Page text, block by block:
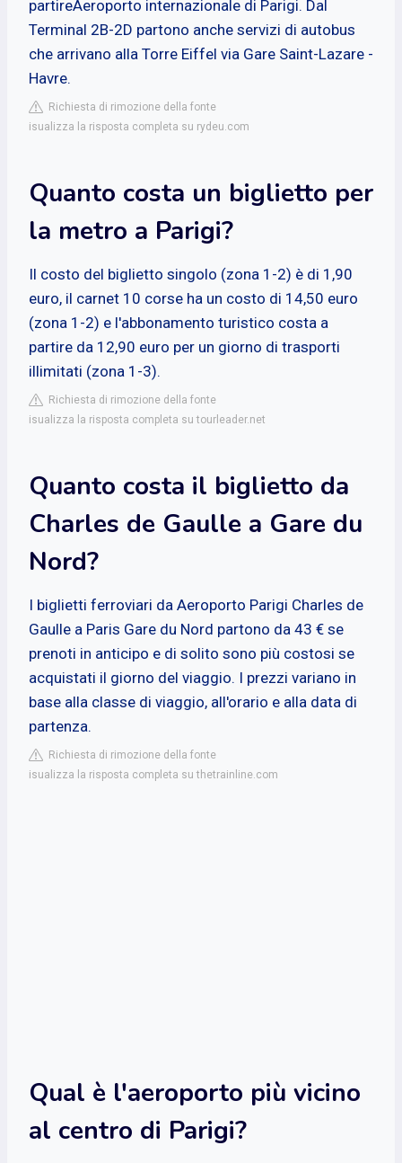
partireAeroporto internazionale di Parigi. Dal
Terminal 2B-2D partono anche servizi di autobus
che arrivano alla Torre Eiffel via Gare Saint-Lazare -
Havre.
Richiesta di rimozione della fonte
isualizza la risposta completa su rydeu.com
Quanto costa un biglietto per
la metro a Parigi?
Il costo del biglietto singolo (zona 1-2) è di 1,90
euro, il carnet 10 corse ha un costo di 14,50 euro
(zona 1-2) e l'abbonamento turistico costa a
partire da 12,90 euro per un giorno di trasporti
illimitati (zona 1-3).
Richiesta di rimozione della fonte
isualizza la risposta completa su tourleader.net
Quanto costa il biglietto da
Charles de Gaulle a Gare du
Nord?
I biglietti ferroviari da Aeroporto Parigi Charles de
Gaulle a Paris Gare du Nord partono da 43 € se
prenoti in anticipo e di solito sono più costosi se
acquistati il giorno del viaggio. I prezzi variano in
base alla classe di viaggio, all'orario e alla data di
partenza.
Richiesta di rimozione della fonte
isualizza la risposta completa su thetrainline.com
Qual è l'aeroporto più vicino
al centro di Parigi?